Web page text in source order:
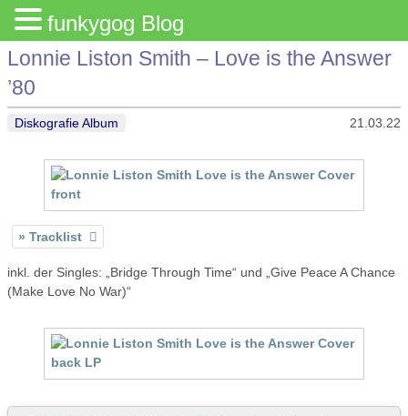
Lonnie Liston Smith – Love is the Answer
’80
Diskografie Album 21.03.22
Tracklist
inkl. der Singles: „Bridge Through Time“ und „Give Peace A Chance
(Make Love No War)“
funkygog Blog